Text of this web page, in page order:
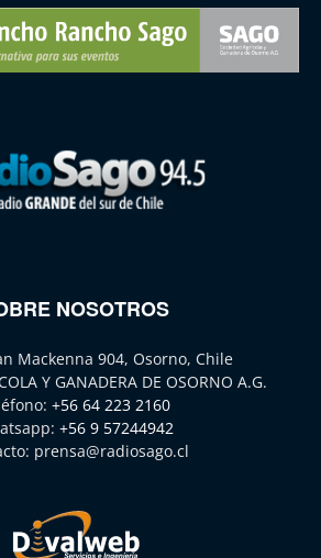
NOSOTROS
Mackenna 904, Osorno, Chile
Y GANADERA DE OSORNO A.G.
+56 64 223 2160
+56 9 57244942
prensa@radiosago.cl